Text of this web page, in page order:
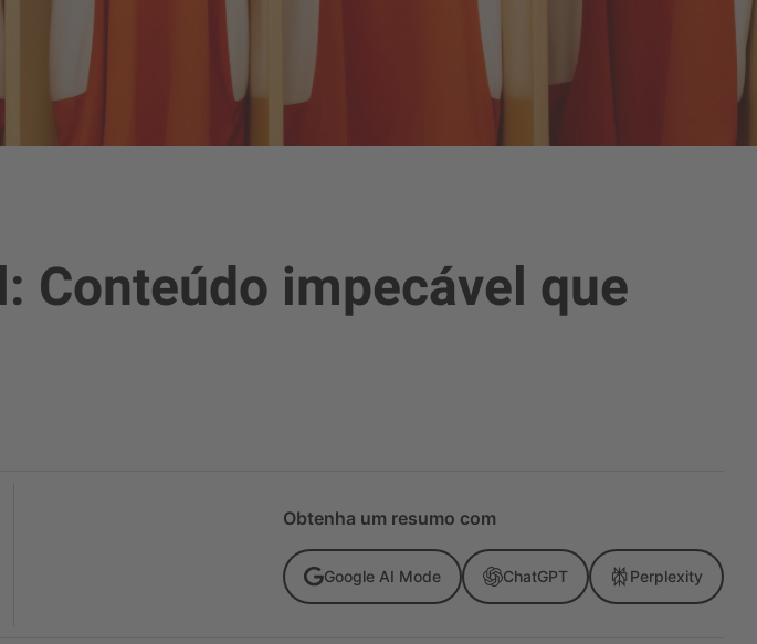
Conteúdo impecável que
Obtenha um resumo com
Google AI Mode ChatGPT Perplexity